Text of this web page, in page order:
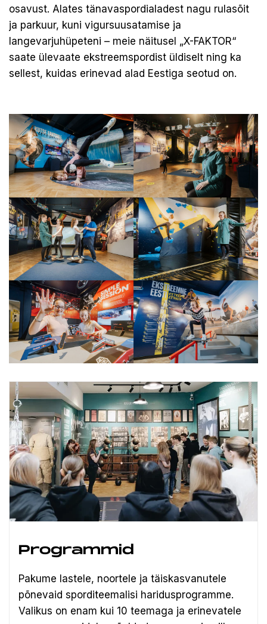
osavust. Alates tänavaspordialadest nagu rulasõit
ja parkuur, kuni vigursuusatamise ja
langevarjuhüpeteni – meie näitusel „X-FAKTOR“
saate ülevaate ekstreemspordist üldiselt ning ka
sellest, kuidas erinevad alad Eestiga seotud on.
Programmid
Pakume lastele, noortele ja täiskasvanutele
põnevaid sporditeemalisi haridusprogramme.
Valikus on enam kui 10 teemaga ja erinevatele